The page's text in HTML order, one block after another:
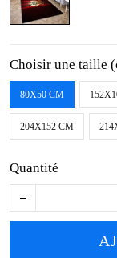
Choisir une taille
80X50 CM
204X152 CM
Quantité